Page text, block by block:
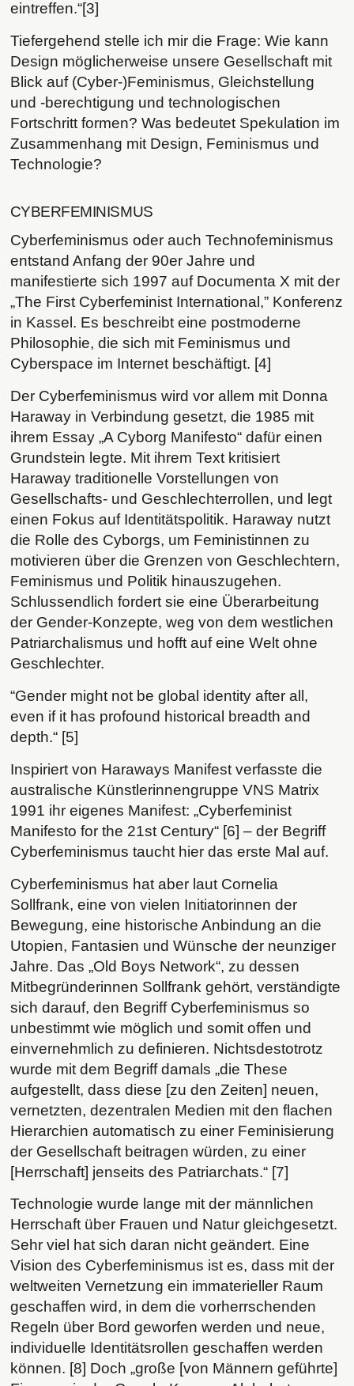
eintreffen.“[3]
Tiefergehend stelle ich mir die Frage: Wie kann
Design möglicherweise unsere Gesellschaft mit
Blick auf (Cyber-)Feminismus, Gleichstellung
und -berechtigung und technologischen
Fortschritt formen? Was bedeutet Spekulation im
Zusammenhang mit Design, Feminismus und
Technologie?
CYBERFEMINISMUS
Cyberfeminismus oder auch Technofeminismus
entstand Anfang der 90er Jahre und
manifestierte sich 1997 auf Documenta X mit der
„The First Cyberfeminist International,” Konferenz
in Kassel. Es beschreibt eine postmoderne
Philosophie, die sich mit Feminismus und
Cyberspace im Internet beschäftigt. [4]
Der Cyberfeminismus wird vor allem mit Donna
Haraway in Verbindung gesetzt, die 1985 mit
ihrem Essay „A Cyborg Manifesto“ dafür einen
Grundstein legte. Mit ihrem Text kritisiert
Haraway traditionelle Vorstellungen von
Gesellschafts- und Geschlechterrollen, und legt
einen Fokus auf Identitätspolitik. Haraway nutzt
die Rolle des Cyborgs, um Feministinnen zu
motivieren über die Grenzen von Geschlechtern,
Feminismus und Politik hinauszugehen.
Schlussendlich fordert sie eine Überarbeitung
der Gender-Konzepte, weg von dem westlichen
Patriarchalismus und hofft auf eine Welt ohne
Geschlechter.
“Gender might not be global identity after all,
even if it has profound historical breadth and
depth.“ [5]
Inspiriert von Haraways Manifest verfasste die
australische Künstlerinnengruppe VNS Matrix
1991 ihr eigenes Manifest: „Cyberfeminist
Manifesto for the 21st Century“ [6] – der Begriff
Cyberfeminismus taucht hier das erste Mal auf.
Cyberfeminismus hat aber laut Cornelia
Sollfrank, eine von vielen Initiatorinnen der
Bewegung, eine historische Anbindung an die
Utopien, Fantasien und Wünsche der neunziger
Jahre. Das „Old Boys Network“, zu dessen
Mitbegründerinnen Sollfrank gehört, verständigte
sich darauf, den Begriff Cyberfeminismus so
unbestimmt wie möglich und somit offen und
einvernehmlich zu definieren. Nichtsdestotrotz
wurde mit dem Begriff damals „die These
aufgestellt, dass diese [zu den Zeiten] neuen,
vernetzten, dezentralen Medien mit den flachen
Hierarchien automatisch zu einer Feminisierung
der Gesellschaft beitragen würden, zu einer
[Herrschaft] jenseits des Patriarchats.“ [7]
Technologie wurde lange mit der männlichen
Herrschaft über Frauen und Natur gleichgesetzt.
Sehr viel hat sich daran nicht geändert. Eine
Vision des Cyberfeminismus ist es, dass mit der
weltweiten Vernetzung ein immaterieller Raum
geschaffen wird, in dem die vorherrschenden
Regeln über Bord geworfen werden und neue,
individuelle Identitätsrollen geschaffen werden
können. [8] Doch „große [von Männern geführte]